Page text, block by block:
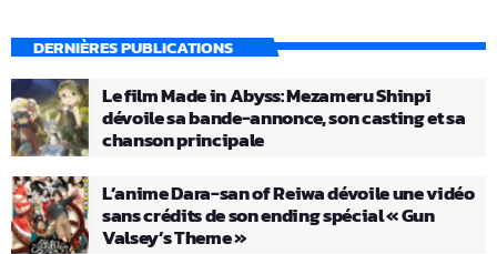
DERNIÈRES PUBLICATIONS
Le film Made in Abyss: Mezameru Shinpi
dévoile sa bande-annonce, son casting et sa
chanson principale
L’anime Dara-san of Reiwa dévoile une vidéo
sans crédits de son ending spécial « Gun
Valsey’s Theme »